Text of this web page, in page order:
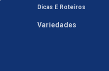
Dicas E Roteiros
Variedades